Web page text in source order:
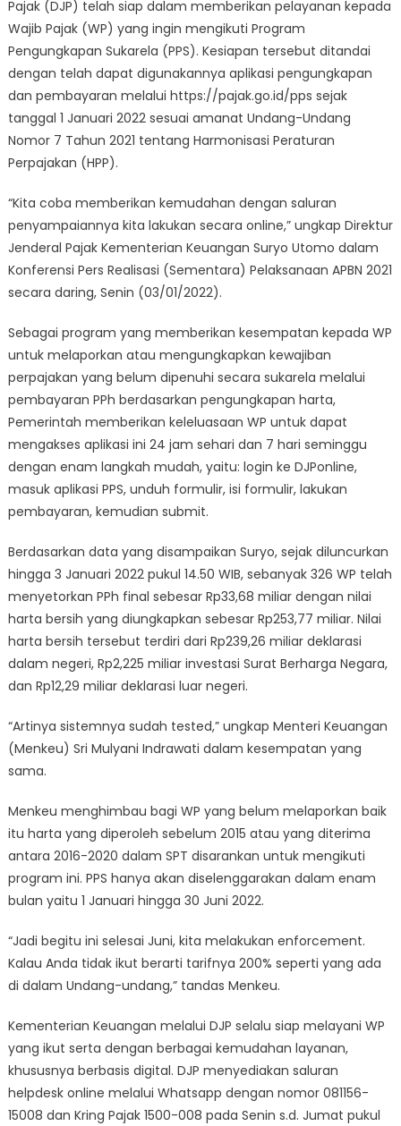
Berikan
Layanan
Wajib
Pajak
Ikut
PPS
Pajak (DJP) telah siap dalam memberikan pelayanan kepada
Wajib Pajak (WP) yang ingin mengikuti Program
Pengungkapan Sukarela (PPS). Kesiapan tersebut ditandai
dengan telah dapat digunakannya aplikasi pengungkapan
dan pembayaran melalui https://pajak.go.id/pps sejak
tanggal 1 Januari 2022 sesuai amanat Undang-Undang
Nomor 7 Tahun 2021 tentang Harmonisasi Peraturan
Perpajakan (HPP).
“Kita coba memberikan kemudahan dengan saluran
penyampaiannya kita lakukan secara online,” ungkap Direktur
Jenderal Pajak Kementerian Keuangan Suryo Utomo dalam
Konferensi Pers Realisasi (Sementara) Pelaksanaan APBN 2021
secara daring, Senin (03/01/2022).
Sebagai program yang memberikan kesempatan kepada WP
untuk melaporkan atau mengungkapkan kewajiban
perpajakan yang belum dipenuhi secara sukarela melalui
pembayaran PPh berdasarkan pengungkapan harta,
Pemerintah memberikan keleluasaan WP untuk dapat
mengakses aplikasi ini 24 jam sehari dan 7 hari seminggu
dengan enam langkah mudah, yaitu: login ke DJPonline,
masuk aplikasi PPS, unduh formulir, isi formulir, lakukan
pembayaran, kemudian submit.
Berdasarkan data yang disampaikan Suryo, sejak diluncurkan
hingga 3 Januari 2022 pukul 14.50 WIB, sebanyak 326 WP telah
menyetorkan PPh final sebesar Rp33,68 miliar dengan nilai
harta bersih yang diungkapkan sebesar Rp253,77 miliar. Nilai
harta bersih tersebut terdiri dari Rp239,26 miliar deklarasi
dalam negeri, Rp2,225 miliar investasi Surat Berharga Negara,
dan Rp12,29 miliar deklarasi luar negeri.
“Artinya sistemnya sudah tested,” ungkap Menteri Keuangan
(Menkeu) Sri Mulyani Indrawati dalam kesempatan yang
sama.
Menkeu menghimbau bagi WP yang belum melaporkan baik
itu harta yang diperoleh sebelum 2015 atau yang diterima
antara 2016-2020 dalam SPT disarankan untuk mengikuti
program ini. PPS hanya akan diselenggarakan dalam enam
bulan yaitu 1 Januari hingga 30 Juni 2022.
“Jadi begitu ini selesai Juni, kita melakukan enforcement.
Kalau Anda tidak ikut berarti tarifnya 200% seperti yang ada
di dalam Undang-undang,” tandas Menkeu.
Kementerian Keuangan melalui DJP selalu siap melayani WP
yang ikut serta dengan berbagai kemudahan layanan,
khususnya berbasis digital. DJP menyediakan saluran
helpdesk online melalui Whatsapp dengan nomor 081156-
15008 dan Kring Pajak 1500-008 pada Senin s.d. Jumat pukul